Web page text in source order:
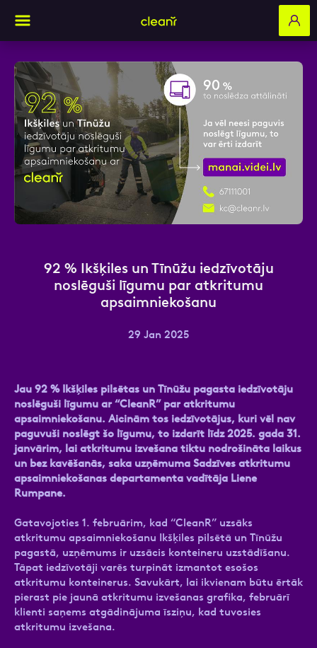
92 % Ikšķiles un Tīnūžu iedzīvotāju
noslēguši līgumu par atkritumu
apsaimniekošanu
29 Jan 2025
Jau 92 % Ikšķiles pilsētas un Tīnūžu pagasta iedzīvotāju
noslēguši līgumu ar “CleanR” par atkritumu
apsaimniekošanu. Aicinām tos iedzīvotājus, kuri vēl nav
paguvuši noslēgt šo līgumu, to izdarīt līdz 2025. gada 31.
janvārim, lai atkritumu izvešana tiktu nodrošināta laikus
un bez kavēšanās, saka uzņēmuma Sadzīves atkritumu
apsaimniekošanas departamenta vadītāja Liene
Rumpane.
Gatavojoties 1. februārim, kad “CleanR” uzsāks
atkritumu apsaimniekošanu Ikšķiles pilsētā un Tīnūžu
pagastā, uzņēmums ir uzsācis konteineru uzstādīšanu.
Tāpat iedzīvotāji varēs turpināt izmantot esošos
atkritumu konteinerus. Savukārt, lai ikvienam būtu ērtāk
pierast pie jaunā atkritumu izvešanas grafika, februārī
klienti saņems atgādinājuma īsziņu, kad tuvosies
atkritumu izvešana.
Aizpildi pieteikuma formu un mēs ar tevi
sazināsimies
Vārds, Uzvārds
Ziņa
apstrādei.Vairāk